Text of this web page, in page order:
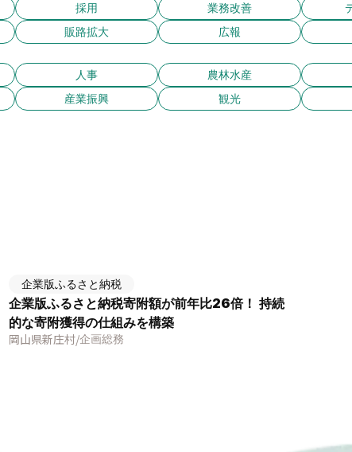
採用 業務改善
販路拡大 広報
人事
農林水産
産業振興 観光
企業版ふるさと納税
企業版ふるさと納税寄附額が前年比26倍！ 持続
的な寄附獲得の仕組みを構築
岡山県新庄村/企画総務